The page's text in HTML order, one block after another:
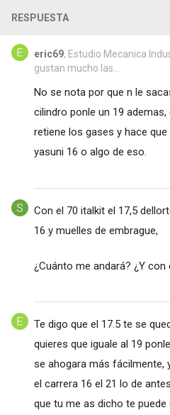
RESPUESTA
eric69, Estudio Mecanica
gustan mucho las...
No se nota por que n le
cilindro ponle un 19
retiene los gases y hace
yasuni 16 o algo de eso.
Con el 70 italkit el 17,5
16 y muelles de embrague,
¿Cuánto me andará? ¿Y
Te digo que el 17.5 te se
quieres que iguale al 19
se ahogara más fácilmente,
el carrera 16 el 21 lo de
que tu me as dicho te puede